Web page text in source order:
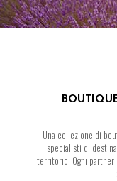
Una collezione di
specialisti di
territorio. Ogni